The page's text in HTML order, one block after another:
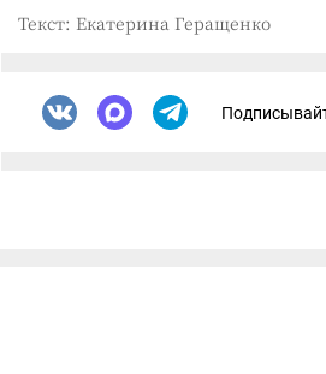
Текст: Екатерина Геращенко